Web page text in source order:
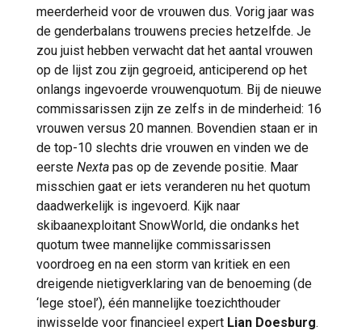
meerderheid voor de vrouwen dus. Vorig jaar was
de genderbalans trouwens precies hetzelfde. Je
zou juist hebben verwacht dat het aantal vrouwen
op de lijst zou zijn gegroeid, anticiperend op het
onlangs ingevoerde vrouwenquotum. Bij de nieuwe
commissarissen zijn ze zelfs in de minderheid: 16
vrouwen versus 20 mannen. Bovendien staan er in
de top-10 slechts drie vrouwen en vinden we de
eerste Nexta pas op de zevende positie. Maar
misschien gaat er iets veranderen nu het quotum
daadwerkelijk is ingevoerd. Kijk naar
skibaanexploitant SnowWorld, die ondanks het
quotum twee mannelijke commissarissen
voordroeg en na een storm van kritiek en een
dreigende nietigverklaring van de benoeming (de
‘lege stoel’), één mannelijke toezichthouder
inwisselde voor financieel expert Lian Doesburg.